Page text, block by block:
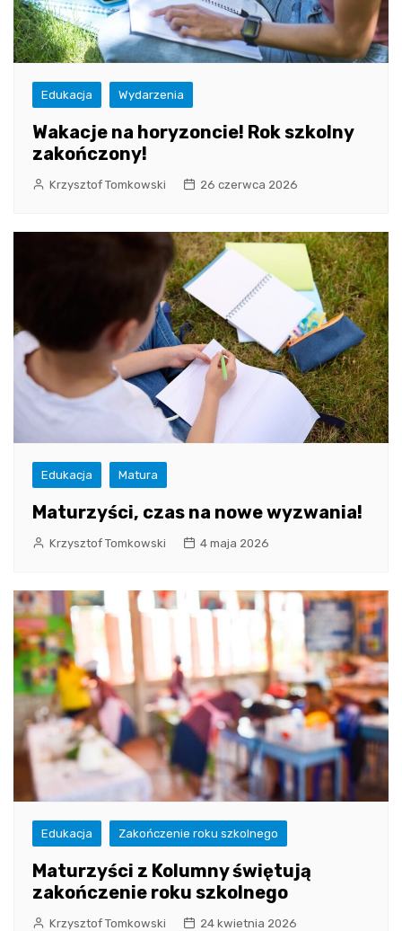
Edukacja Wydarzenia
Wakacje na horyzoncie! Rok szkolny
zakończony!
Krzysztof Tomkowski 26 czerwca 2026
Edukacja Matura
Maturzyści, czas na nowe wyzwania!
Krzysztof Tomkowski 4 maja 2026
Edukacja Zakończenie roku szkolnego
Maturzyści z Kolumny świętują
zakończenie roku szkolnego
Krzysztof Tomkowski 24 kwietnia 2026